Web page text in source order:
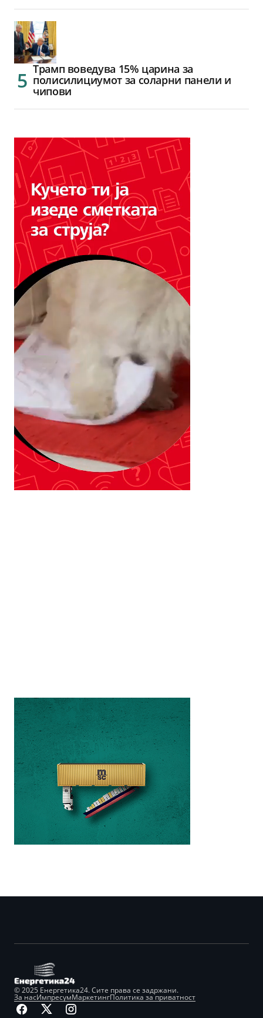
Трамп воведува 15% царина за
полисилициумот за соларни панели и
чипови
© 2025 Енергетика24. Сите права се задржани.
За насИмпресумМаркетингПолитика за приватност